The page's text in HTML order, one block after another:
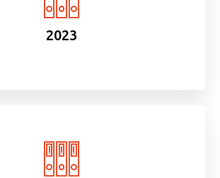
2023